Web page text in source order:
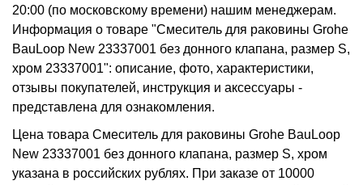
20:00 (по московскому времени) нашим менеджерам.
Информация о товаре "Смеситель для раковины Grohe
BauLoop New 23337001 без донного клапана, размер S,
хром 23337001": описание, фото, характеристики,
отзывы покупателей, инструкция и аксессуары -
представлена для ознакомления.
Цена товара Смеситель для раковины Grohe BauLoop
New 23337001 без донного клапана, размер S, хром
указана в российских рублях. При заказе от 10000